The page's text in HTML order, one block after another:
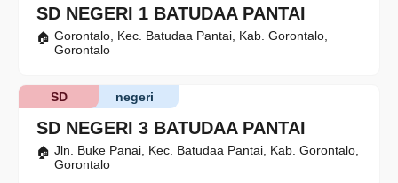
SD NEGERI 1 BATUDAA PANTAI
Gorontalo, Kec. Batudaa Pantai, Kab. Gorontalo,
Gorontalo
SD NEGERI 3 BATUDAA PANTAI
negeri
SD
Jln. Buke Panai, Kec. Batudaa Pantai, Kab. Gorontalo,
Gorontalo